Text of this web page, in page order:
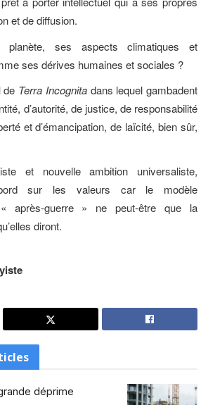
et de diffusion.
planète, ses aspects climatiques et
ses dérives humaines et sociales ?
de Terra Incognitadans lequel gambadent
d’autorité, de justice, de responsabilité
et d’émancipation, de laïcité, bien sûr,
et nouvelle ambition universaliste,
sur les valeurs car le modèle
après-guerre » ne peut-être que la
diront.
déprime